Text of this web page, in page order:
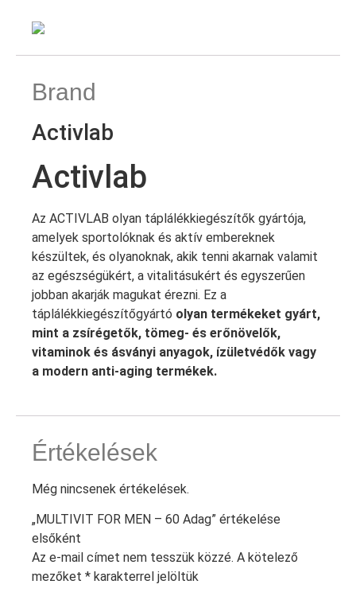
Brand
Activlab
Activlab
Az ACTIVLAB olyan táplálékkiegészítők gyártója,
amelyek sportolóknak és aktív embereknek
készültek, és olyanoknak, akik tenni akarnak valamit
az egészségükért, a vitalitásukért és egyszerűen
jobban akarják magukat érezni. Ez a
táplálékkiegészítőgyártó olyan termékeket gyárt,
mint a zsírégetők, tömeg- és erőnövelők,
vitaminok és ásványi anyagok, ízületvédők vagy
a modern anti-aging termékek.
Értékelések
Még nincsenek értékelések.
„MULTIVIT FOR MEN – 60 Adag” értékelése
elsőként
Az e-mail címet nem tesszük közzé. A kötelező
mezőket * karakterrel jelöltük